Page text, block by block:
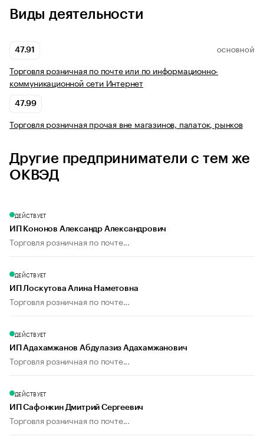
Виды деятельности
47.91 ОСНОВНОЙ
Торговля розничная по почте или по информационно-
коммуникационной сети Интернет
47.99
Торговля розничная прочая вне магазинов, палаток, рынков
Другие предприниматели с тем же
ОКВЭД
ДЕЙСТВУЕТ
ИП Кононов Александр Александрович
Торговля розничная по почте...
ДЕЙСТВУЕТ
ИП Лоскутова Алина Наметовна
Торговля розничная по почте...
ДЕЙСТВУЕТ
ИП Адахамжанов Абдулазиз Адахамжанович
Торговля розничная по почте...
ДЕЙСТВУЕТ
ИП Сафонкин Дмитрий Сергеевич
Торговля розничная по почте...